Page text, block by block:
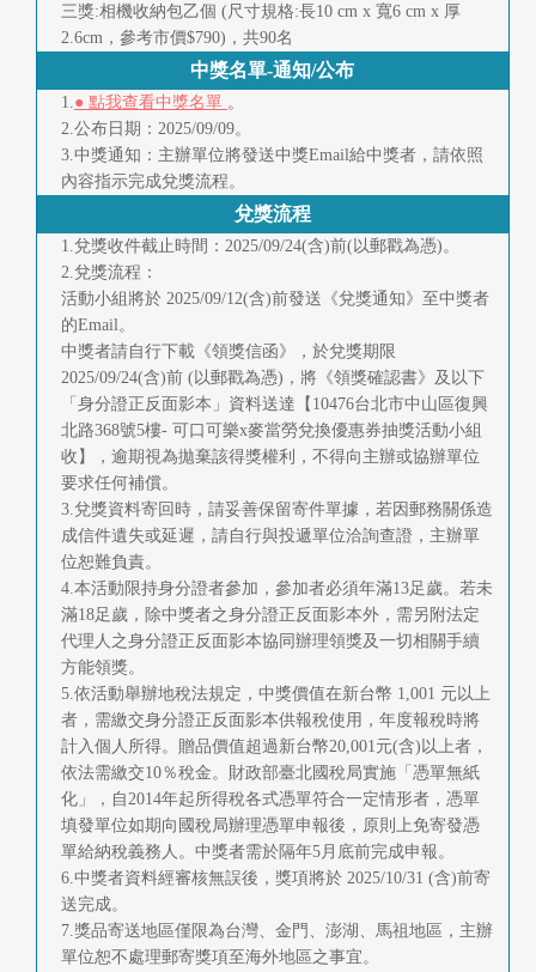
三獎:相機收納包乙個 (尺寸規格:長10 cm x 寬6 cm x 厚
2.6cm，參考市價$790)，共90名
中獎名單-通知/公布
1. ● 點我查看中獎名單 。
2.公布日期：2025/09/09。
3.中獎通知：主辦單位將發送中獎Email給中獎者，請依照
內容指示完成兌獎流程。
兌獎流程
1.兌獎收件截止時間：2025/09/24(含)前(以郵戳為憑)。
2.兌獎流程：
活動小組將於 2025/09/12(含)前發送《兌獎通知》至中獎者
的Email。
中獎者請自行下載《領獎信函》，於兌獎期限
2025/09/24(含)前 (以郵戳為憑)，將《領獎確認書》及以下
「身分證正反面影本」資料送達【10476台北市中山區復興
北路368號5樓- 可口可樂x麥當勞兌換優惠券抽獎活動小組
收】，逾期視為拋棄該得獎權利，不得向主辦或協辦單位
要求任何補償。
3.兌獎資料寄回時，請妥善保留寄件單據，若因郵務關係造
成信件遺失或延遲，請自行與投遞單位洽詢查證，主辦單
位恕難負責。
4.本活動限持身分證者參加，參加者必須年滿13足歲。若未
滿18足歲，除中獎者之身分證正反面影本外，需另附法定
代理人之身分證正反面影本協同辦理領獎及一切相關手續
方能領獎。
5.依活動舉辦地稅法規定，中獎價值在新台幣 1,001 元以上
者，需繳交身分證正反面影本供報稅使用，年度報稅時將
計入個人所得。贈品價值超過新台幣20,001元(含)以上者，
依法需繳交10％稅金。財政部臺北國稅局實施「憑單無紙
化」，自2014年起所得稅各式憑單符合一定情形者，憑單
填發單位如期向國稅局辦理憑單申報後，原則上免寄發憑
單給納稅義務人。中獎者需於隔年5月底前完成申報。
6.中獎者資料經審核無誤後，獎項將於 2025/10/31 (含)前寄
送完成。
7.獎品寄送地區僅限為台灣、金門、澎湖、馬祖地區，主辦
單位恕不處理郵寄獎項至海外地區之事宜。